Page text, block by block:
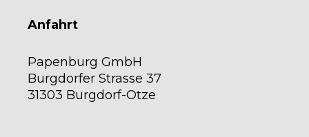
Anfahrt
Papenburg GmbH
Burgdorfer Strasse 37
31303 Burgdorf-Otze